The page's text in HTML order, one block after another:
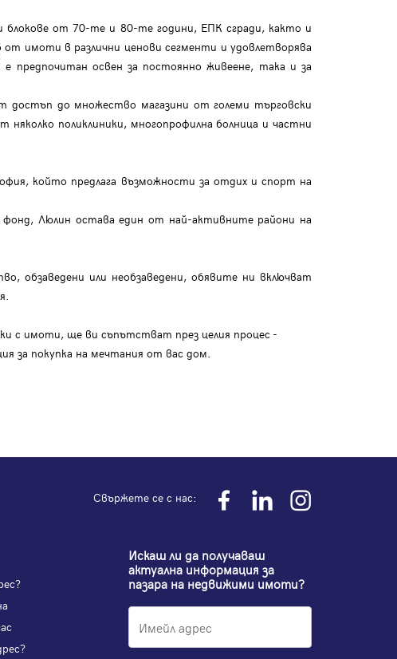
блокове от 70-те и 80-те години, ЕПК сгради, както и
от имоти в различни ценови сегменти и удовлетворява
предпочитан освен за постоянно живеене, така и за
до множество магазини от големи търговски
поликлиники, многопрофилна болница и частни
който предлага възможности за отдих и спорт на
Люлин остава един от най-активните райони на
обзаведени или необзаведени, обявите ни включват
с имоти, ще ви съпътстват през целия процес -
за покупка на мечтания от вас дом.
Свържете се с нас:
Искаш ли да получаваш
актуална информация за
пазара на недвижими имоти?